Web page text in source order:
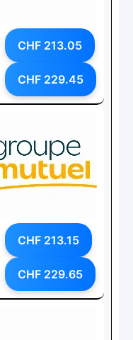
CHF 213.05
CHF 229.45
CHF 213.15
CHF 229.65